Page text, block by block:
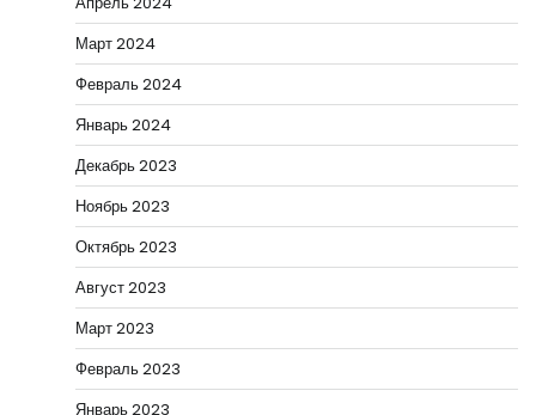
Март 2024
Февраль 2024
Январь 2024
Декабрь 2023
Ноябрь 2023
Октябрь 2023
Август 2023
Март 2023
Февраль 2023
Январь 2023